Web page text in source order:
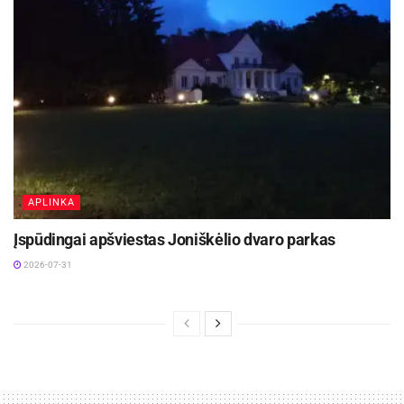
veisimosi proceso gamtoje. Spėjama, kad
europiniai unguriai susikaupia dideliame Sargaso
jūros gylyje, kur ir vyksta jų dauginimasis.
APLINKA
Įspūdingai apšviestas Joniškėlio dvaro parkas
2026-07-31